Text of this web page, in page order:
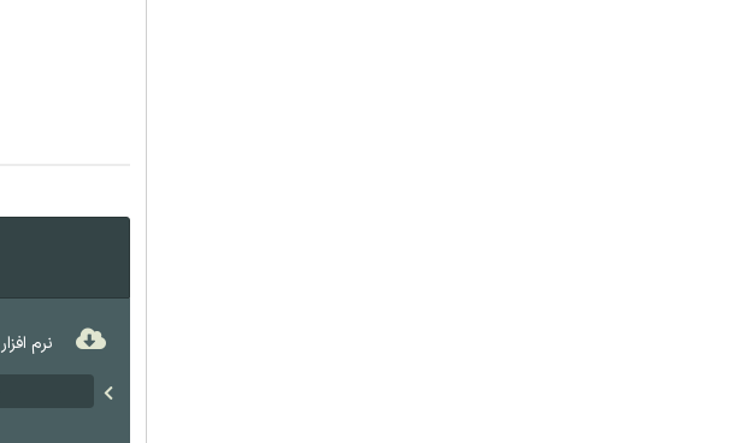
نرم افزار MiTeC Hexadecimal Editor v7.1.0.0